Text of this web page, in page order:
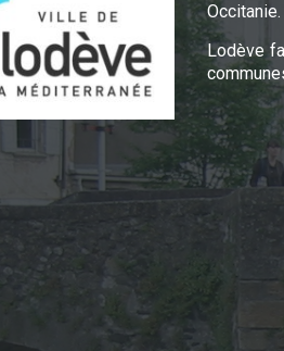
Occitanie.
Lodève